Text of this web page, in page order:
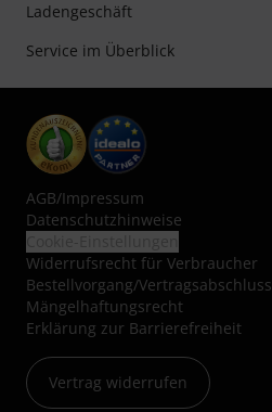
Ladengeschäft
Service im Überblick
AGB/Impressum
Datenschutzhinweise
Widerrufsrecht für Verbraucher
Bestellvorgang/Vertragsabschluss
Mängelhaftungsrecht
Erklärung zur Barrierefreiheit
Vertrag widerrufen